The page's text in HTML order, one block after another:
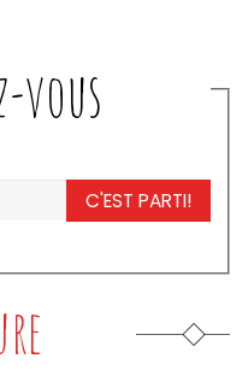
vous
C'EST PARTI!